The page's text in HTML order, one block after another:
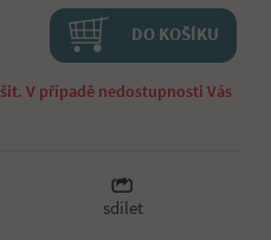
DO KOŠÍKU
V případě nedostupnosti Vás
sdílet